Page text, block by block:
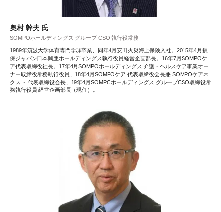
奥村 幹夫 氏
SOMPOホールディングス グループ CSO 執行役常務
1989年筑波大学体育専門学群卒業、同年4月安田火災海上保険入社。2015年4月損
保ジャパン日本興亜ホールディングス執行役員経営企画部長。16年7月SOMPOケ
ア代表取締役社長。17年4月SOMPOホールディングス 介護・ヘルスケア事業オー
ナー取締役常務執行役員、18年4月SOMPOケア 代表取締役会長兼 SOMPOケアネ
クスト 代表取締役会長、19年4月SOMPOホールディングス グループCSO取締役常
務執行役員 経営企画部長（現任）。